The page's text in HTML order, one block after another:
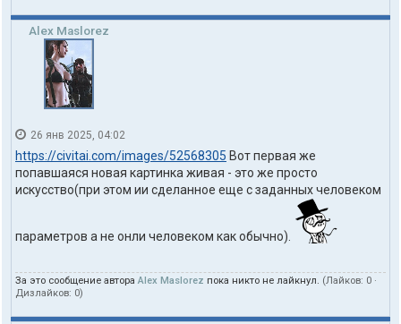
Alex Maslorez
26 янв 2025, 04:02
https://civitai.com/images/52568305 Вот первая же
попавшаяся новая картинка живая - это же просто
искусство(при этом ии сделанное еще с заданных человеком
параметров а не онли человеком как обычно).
За это сообщение автора Alex Maslorez пока никто не лайкнул. (Лайков: 0 ·
Дизлайков: 0)